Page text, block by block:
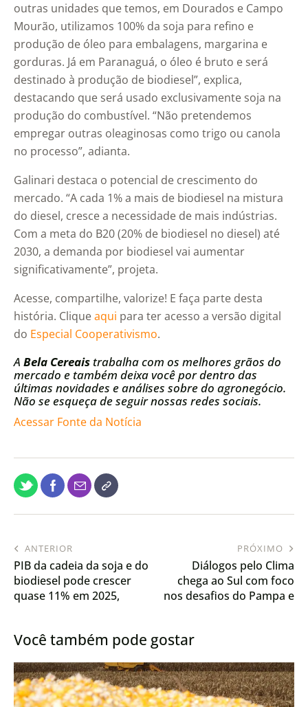
outras unidades que temos, em Dourados e Campo
Mourão, utilizamos 100% da soja para refino e
produção de óleo para embalagens, margarina e
gorduras. Já em Paranaguá, o óleo é bruto e será
destinado à produção de biodiesel”, explica,
destacando que será usado exclusivamente soja na
produção do combustível. “Não pretendemos
empregar outras oleaginosas como trigo ou canola
no processo”, adianta.
Galinari destaca o potencial de crescimento do
mercado. “A cada 1% a mais de biodiesel na mistura
do diesel, cresce a necessidade de mais indústrias.
Com a meta do B20 (20% de biodiesel no diesel) até
2030, a demanda por biodiesel vai aumentar
significativamente”, projeta.
Acesse, compartilhe, valorize! E faça parte desta
história. Cliqueaqui para ter acesso a versão digital
do Especial Cooperativismo.
A Bela Cereais trabalha com os melhores grãos do
mercado e também deixa você por dentro das
últimas novidades e análises sobre do agronegócio.
Não se esqueça de seguir nossas redes sociais.
Acessar Fonte da Notícia
ANTERIOR
PIB da cadeia da soja e do
biodiesel pode crescer
quase 11% em 2025,
PRÓXIMO
Diálogos pelo Clima
chega ao Sul com foco
nos desafios do Pampa e
Você também pode gostar